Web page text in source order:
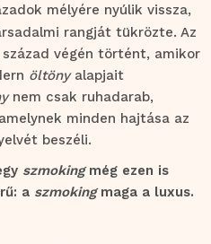
mélyére nyúlik vissza,
rangját tükrözte. Az
végén történt, amikor
öltönyalapjait
nem csak ruhadarab,
minden hajtása az
beszéli.
szmokingmég ezen is
a szmokingmaga a luxus.